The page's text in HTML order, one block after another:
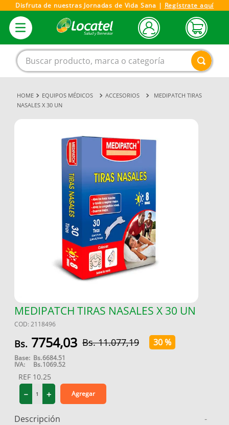
Disfruta de nuestras Jornadas de Vida Sana | Regístrate aquí
Buscar producto, marca o categoría
EQUIPOS MÉDICOS ACCESORIOS
MEDIPATCH TIRAS
NASALES X 30 UN
MEDIPATCH TIRAS NASALES X 30 UN
COD: 2118496
7754,03 11.077,19 30 %
Base: Bs.6684.51
IVA: Bs.1069.52
REF 10.25
＋
－ Agregar
Descripción -
1.
magnesio
protector solar
medias compresión